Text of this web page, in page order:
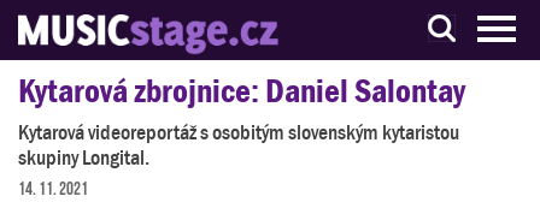
S muzikanty pro muzikanty
Kytarová zbrojnice: Daniel Salontay
Kytarová videoreportáž s osobitým slovenským kytaristou
skupiny Longital.
14. 11. 2021